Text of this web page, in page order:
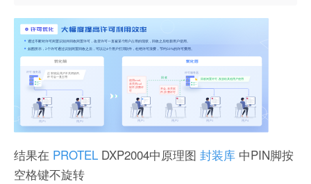
结果在 PROTEL DXP2004中原理图 封装库 中PIN脚按
空格键不旋转